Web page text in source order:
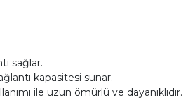
sağlar.
kapasitesi sunar.
ile uzun ömürlü ve dayanıklıdır.